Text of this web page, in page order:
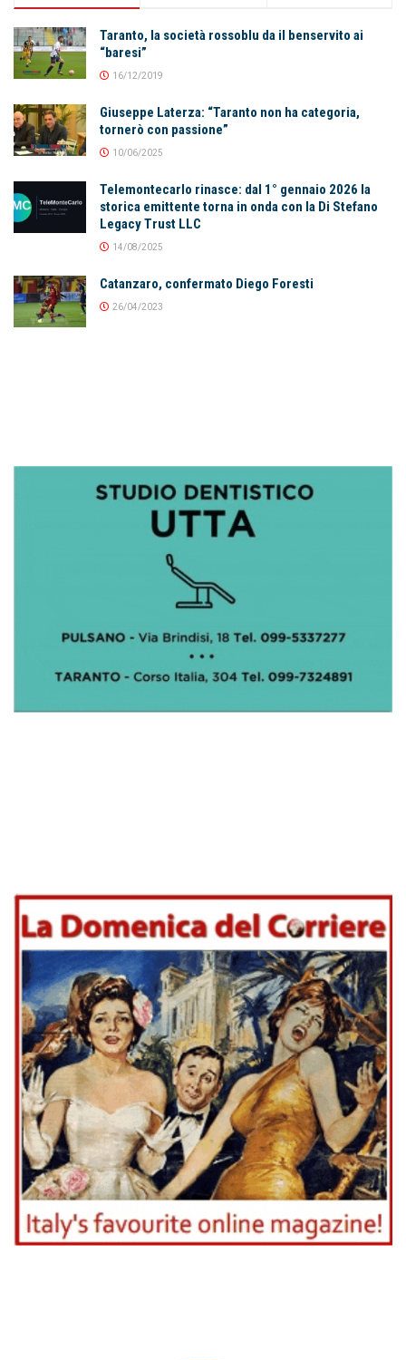
Taranto, la società rossoblu da il benservito ai
“baresi”
16/12/2019
Giuseppe Laterza: “Taranto non ha categoria,
tornerò con passione”
10/06/2025
Telemontecarlo rinasce: dal 1° gennaio 2026 la
storica emittente torna in onda con la Di Stefano
Legacy Trust LLC
14/08/2025
Catanzaro, confermato Diego Foresti
26/04/2023